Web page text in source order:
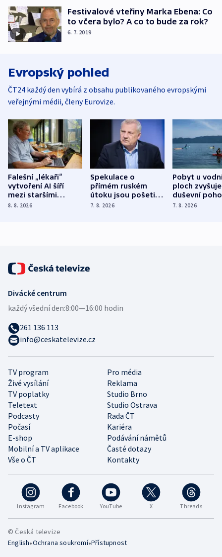
Festivalové vteřiny Marka Ebena: Co
to včera bylo? A co to bude za rok?
6. 7. 2019
Evropský pohled
ČT24 každý den vybírá z obsahu publikovaného evropskými
veřejnými médii, členy Eurovize.
Falešní „lékaři“
vytvoření AI šíří
mezi staršími
Poláky nebezpečné
8. 8. 2026
Spekulace o
přímém ruském
útoku jsou pošetilé,
míní estonský
7. 8. 2026
Pobyt u
ploch zvyšuje
duševní
ukázala
7. 8. 2026
Instagram Facebook YouTube X Threads
TV program
Pro média
Živé vysílání
Reklama
TV poplatky
Studio Brno
Teletext
Studio Ostrava
Podcasty
Rada ČT
Počasí
Kariéra
E-shop
Podávání námětů
Mobilní a TV aplikace
Časté dotazy
Vše o ČT
Kontakty
Divácké centrum
každý všední den:8:00—16:00 hodin
261 136 113
info@ceskatelevize.cz
© Česká televize
English•Ochrana soukromí•Přístupnost